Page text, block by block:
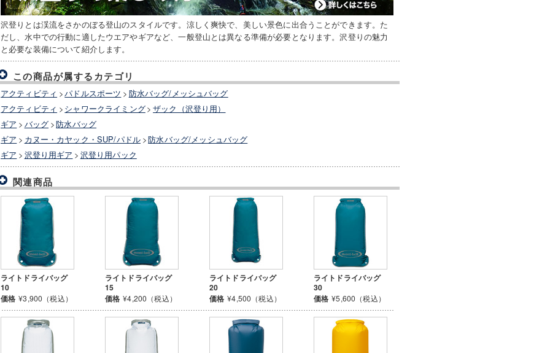
沢登りとは渓流をさかのぼる登山のスタイルです。涼しく爽快で、美しい景色に出合うことができます。た
だし、水中での行動に適したウエアやギアなど、一般登山とは異なる準備が必要となります。沢登りの魅力
と必要な装備について紹介します。
この商品が属するカテゴリ
アクティビティ >パドルスポーツ > 防水バッグ/メッシュバッグ
アクティビティ > シャワークライミング> ザック（沢登り用）
ギア > バッグ >防水バッグ
ギア > カヌー・カヤック・SUP/パドル >防水バッグ/メッシュバッグ
ギア > 沢登り用ギア > 沢登り用パック
関連商品
ライトドライバッグ
10
価格 ¥3,900（税込）
ライトドライバッグ
15
価格 ¥4,200（税込）
ライトドライバッグ
20
価格 ¥4,500（税込）
ライトドライバッグ
30
価格 ¥5,600（税込）